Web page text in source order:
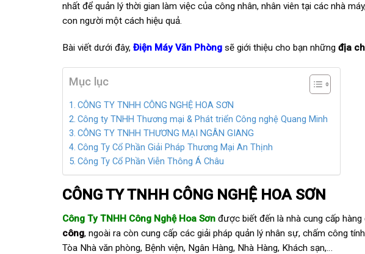
nhất để quản lý thời gian làm việc của công nhân, nhân viên tại các nhà
con người một cách hiệu quả.
Bài viết dưới đây, Điện Máy Văn Phòng sẽ giới thiệu cho bạn những địa
Mục lục
CÔNG TY TNHH CÔNG NGHỆ HOA SƠN
Công ty TNHH Thương mại & Phát triển Công nghệ Quang Minh
CÔNG TY TNHH THƯƠNG MẠI NGÂN GIANG
Công Ty Cổ Phần Giải Pháp Thương Mại An Thịnh
Công Ty Cổ Phần Viễn Thông Á Châu
CÔNG TY TNHH CÔNG NGHỆ HOA SƠN
Công Ty TNHH Công Nghệ Hoa Sơn được biết đến là nhà cung cấp
công, ngoài ra còn cung cấp các giải pháp quản lý nhân sự, chấm công
Tòa Nhà văn phòng, Bệnh viện, Ngân Hàng, Nhà Hàng, Khách sạn,…